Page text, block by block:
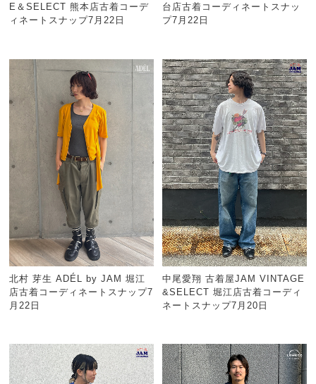
E＆SELECT 熊本店古着コーデ
ィネートスナップ7月22日
台店古着コーディネートスナッ
プ7月22日
北村 芽生 ADÉL by JAM 堀江
店古着コーディネートスナップ7
月22日
中尾愛翔 古着屋JAM VINTAGE
&SELECT 堀江店古着コーディ
ネートスナップ7月20日